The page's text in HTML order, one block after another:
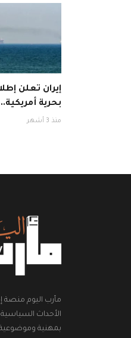
إيران تعلن
بحرية
منذ 3 أشهر
مأرب اليوم منصة
الأحداث السياسية
بمهنية وموضوعية